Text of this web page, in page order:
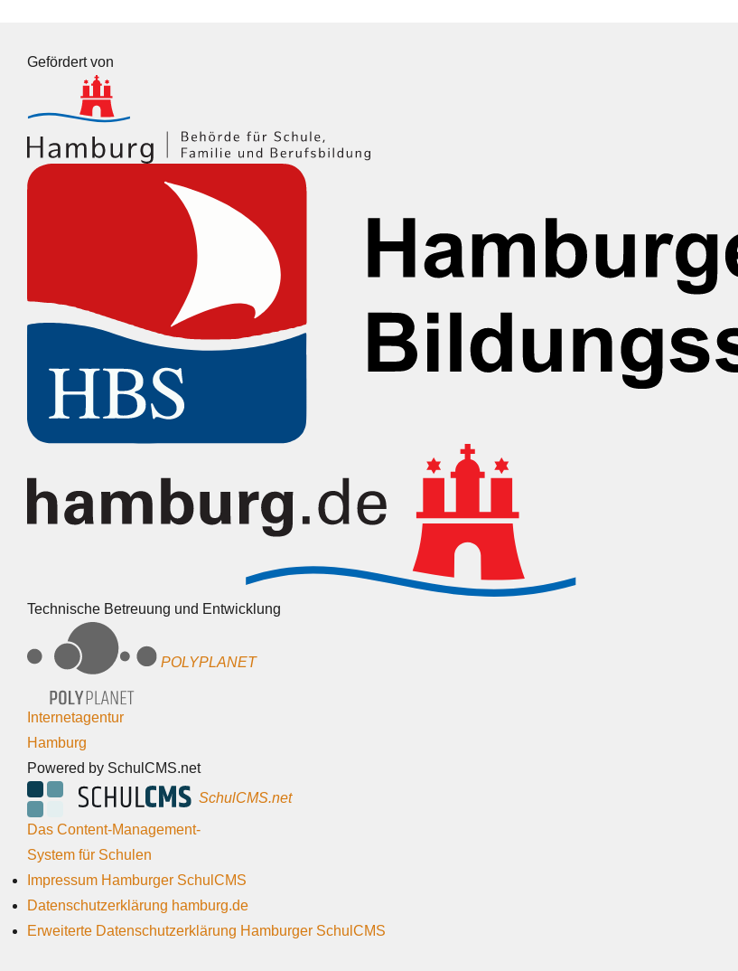
Gefördert von
Technische Betreuung und Entwicklung
POLYPLANET
Internetagentur
Hamburg
Powered by SchulCMS.net
SchulCMS.net
Das Content-Management-
System für Schulen
Impressum Hamburger SchulCMS
Datenschutzerklärung hamburg.de
Erweiterte Datenschutzerklärung Hamburger SchulCMS